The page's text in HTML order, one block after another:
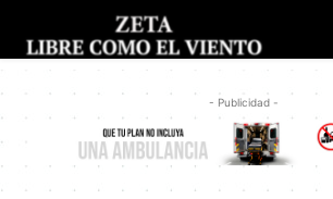
- Publicidad -